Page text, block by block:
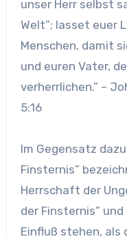
unser Herr selbst
Welt”; lasset euer
Menschen, damit
und euren Vater,
verherrlichen.” –
5:16
Im Gegensatz
Finsternis”
Herrschaft der
der Finsternis”
Einfluß stehen, als